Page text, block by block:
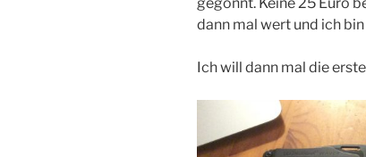
dann mal wert und ich
Ich will dann mal die